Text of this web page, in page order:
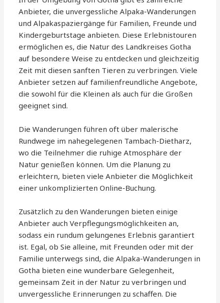
Anbieter, die unvergessliche Alpaka-Wanderungen
und Alpakaspaziergänge für Familien, Freunde und
Kindergeburtstage anbieten. Diese Erlebnistouren
ermöglichen es, die Natur des Landkreises Gotha
auf besondere Weise zu entdecken und gleichzeitig
Zeit mit diesen sanften Tieren zu verbringen. Viele
Anbieter setzen auf familienfreundliche Angebote,
die sowohl für die Kleinen als auch für die Großen
geeignet sind.
Die Wanderungen führen oft über malerische
Rundwege im nahegelegenen Tambach-Dietharz,
wo die Teilnehmer die ruhige Atmosphäre der
Natur genießen können. Um die Planung zu
erleichtern, bieten viele Anbieter die Möglichkeit
einer unkomplizierten Online-Buchung.
Zusätzlich zu den Wanderungen bieten einige
Anbieter auch Verpflegungsmöglichkeiten an,
sodass ein rundum gelungenes Erlebnis garantiert
ist. Egal, ob Sie alleine, mit Freunden oder mit der
Familie unterwegs sind, die Alpaka-Wanderungen in
Gotha bieten eine wunderbare Gelegenheit,
gemeinsam Zeit in der Natur zu verbringen und
unvergessliche Erinnerungen zu schaffen. Die